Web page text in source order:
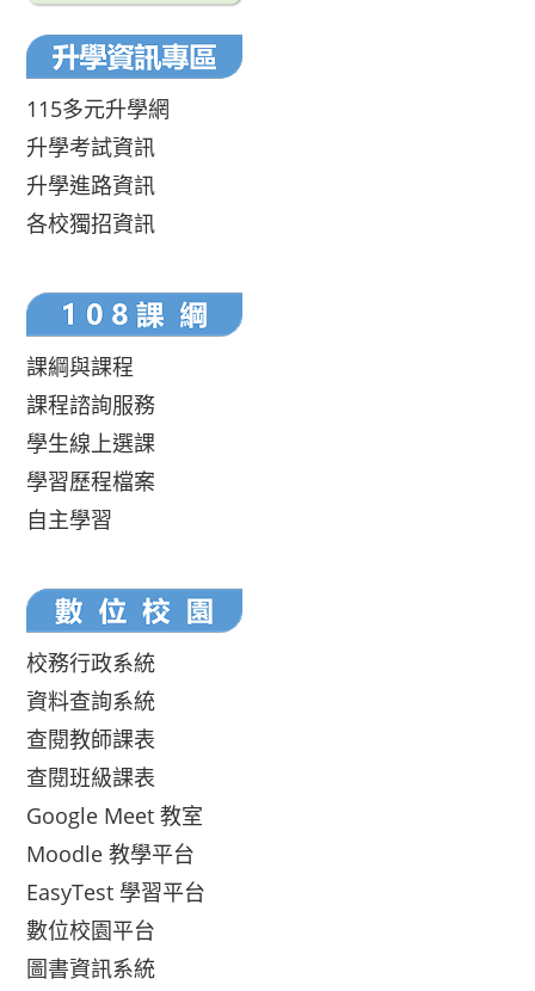
115多元升學網
升學考試資訊
升學進路資訊
各校獨招資訊
課綱與課程
課程諮詢服務
學生線上選課
學習歷程檔案
自主學習
校務行政系統
資料查詢系統
查閱教師課表
查閱班級課表
Google Meet 教室
Moodle 教學平台
EasyTest 學習平台
數位校園平台
圖書資訊系統